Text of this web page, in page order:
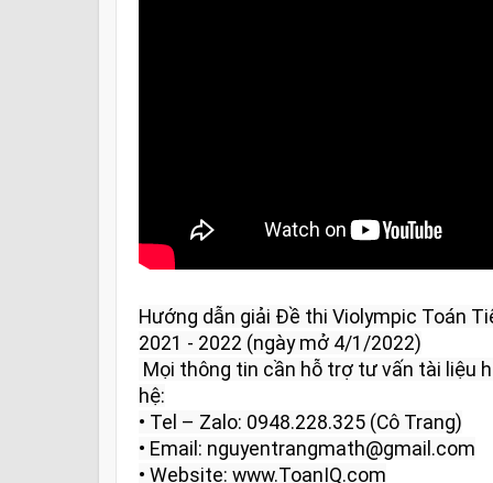
Hướng dẫn giải Đề thi Violympic Toán
2021 - 2022 (ngày mở 4/1/2022)
hệ:
• Tel – Zalo: 0948.228.325 (Cô Trang)
• Email: nguyentrangmath@gmail.com
• Website: www.ToanIQ.com